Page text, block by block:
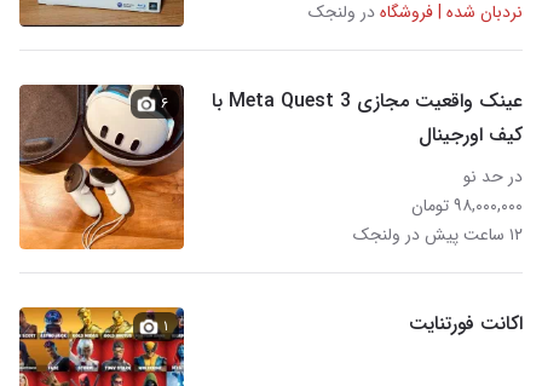
نردبان شده | فروشگاهدر ولنجک
عینک واقعیت مجازی Meta Quest 3 با
کیف اورجینال
در حد نو
۹۸,۰۰۰,۰۰۰ تومان
۱۲ ساعت پیش در ولنجک
۶
اکانت فورتنایت ۱